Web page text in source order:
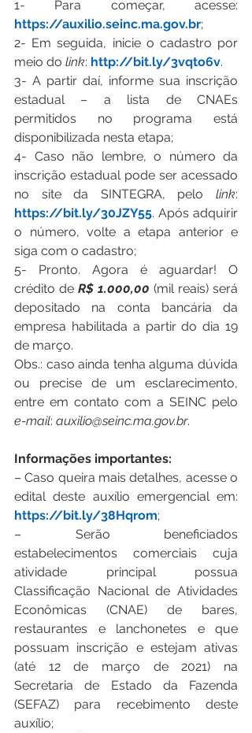
https://auxilio.seinc.ma.gov.br;
2- Em seguida, inicie o cadastro por
meio do link: http://bit.ly/3vqto6v.
3- A partir daí, informe sua inscrição
estadual – a lista de CNAEs
permitidos no programa está
disponibilizada nesta etapa;
4- Caso não lembre, o número da
inscrição estadual pode ser acessado
no site da SINTEGRA, pelo link
https://bit.ly/30JZY55. Após adquirir
o número, volte a etapa anterior e
siga com o cadastro;
5- Pronto. Agora é aguardar! O
crédito de R$ 1.000,00 (mil reais) será
depositado na conta bancária da
empresa habilitada a partir do dia 19
de março.
Obs.: caso ainda tenha alguma dúvida
ou precise de um esclarecimento,
e-mail: auxilio@seinc.ma.gov.br.
Informações importantes:
– Caso queira mais detalhes, acesse o
https://bit.ly/38Hqrom;
– Serão beneficiados
estabelecimentos comerciais cuja
atividade principal possua
Classificação Nacional de Atividades
Econômicas (CNAE) de bares,
restaurantes e lanchonetes e que
possuam inscrição e estejam ativas
(até 12 de março de 2021) na
Secretaria de Estado da Fazenda
(SEFAZ) para recebimento deste
auxílio;